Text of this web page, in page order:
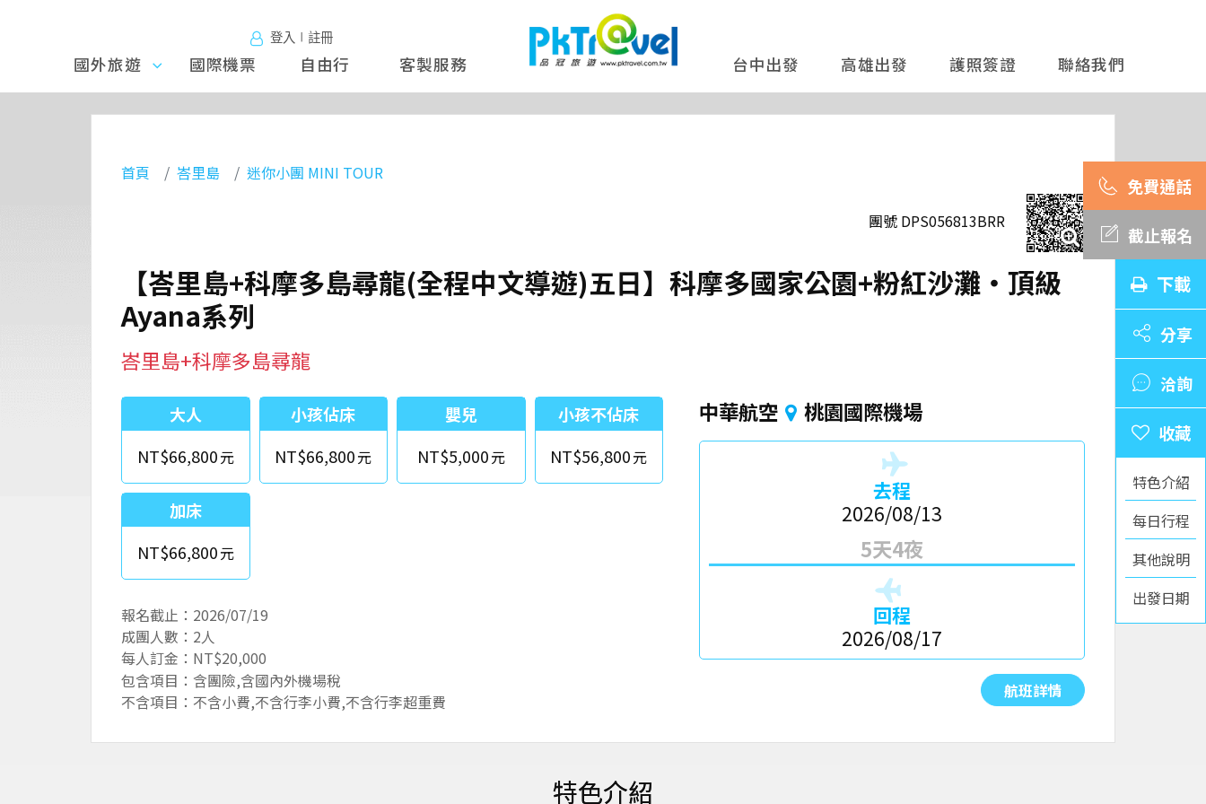
登入∣註冊
國外旅
遊
國外旅遊 國際機票 自由行 客製服務 台中出發 高雄出發 護照簽證 聯絡我們
截止報名
下載
分享
洽詢
特色介紹
每日行程
其他說明
出發日期
首頁 峇里島 迷你小團 MINI TOUR
團號 DPS056813BRR
【峇里島+科摩多島尋龍(全程中文導遊)五日】科摩多國家公園+粉紅沙灘‧頂級
Ayana系列
峇里島+科摩多島尋龍
大人
NT$66,800
小孩佔床
NT$66,800
嬰兒
NT$5,000
小孩不佔床
NT$56,800
加床
NT$66,800
報名截止：2026/07/19
成團人數：2人
每人訂金：NT$20,000
包含項目：含團險,含國內外機場稅
不含項目：不含小費,不含行李小費,不含行李超重費
中華航空 桃園國際機場
去程
2026/08/13
5天4夜
回程
2026/08/17
航班詳情
特色介紹